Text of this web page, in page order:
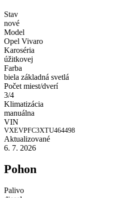
Stav
nové
Model
Opel Vivaro
Karoséria
úžitkovej
Farba
biela základná svetlá
Počet miest/dverí
3/4
Klimatizácia
manuálna
VIN
VXEVPFC3XTU464498
Aktualizované
6. 7. 2026
Pohon
Palivo